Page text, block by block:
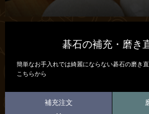
碁石の補充・磨き
簡単なお手入れでは綺麗にならない碁石の磨き
こちらから
補充注文